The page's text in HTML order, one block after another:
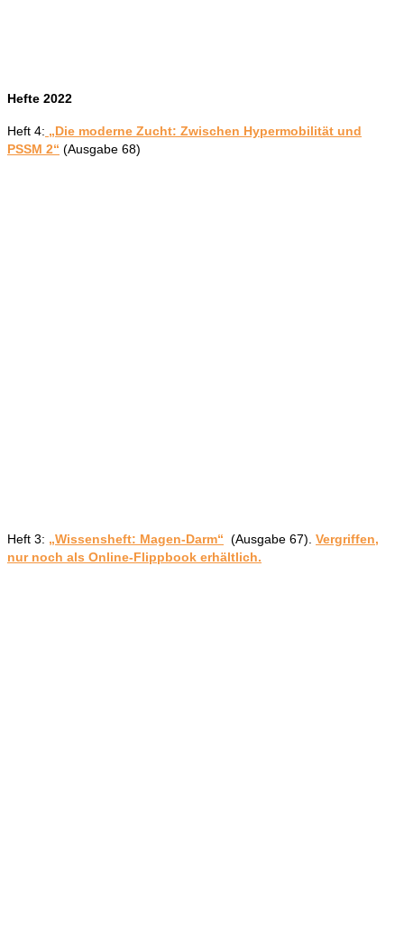
Hefte 2022
Heft 4: „Die moderne Zucht: Zwischen Hypermobilität und
PSSM 2“ (Ausgabe 68)
Heft 3: „Wissensheft: Magen-Darm“ (Ausgabe 67). Vergriffen,
nur noch als Online-Flippbook erhältlich.